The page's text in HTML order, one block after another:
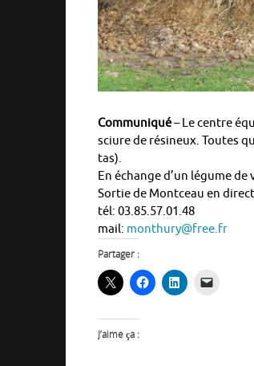
Communiqué– Le centre
sciure de résineux. Toutes
tas).
En échange d’un légume
Sortie de Montceau en
tél: 03.85.57.01.48
mail: monthury@free.fr
Partager :
J’aime ça :